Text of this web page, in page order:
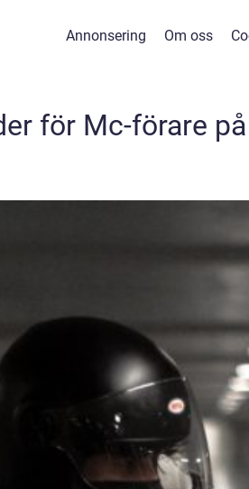
Annonsering Om oss
för Mc-förare